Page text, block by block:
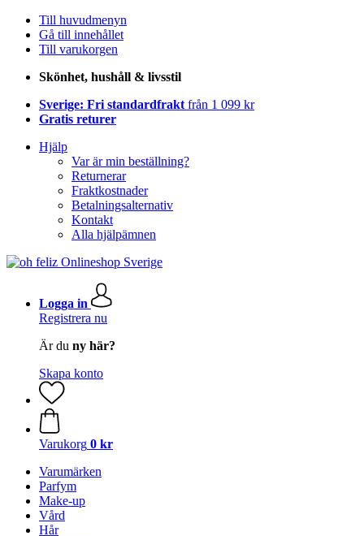
Till huvudmenyn
Gå till innehållet
Till varukorgen
Skönhet, hushåll & livsstil
Sverige: Fri standardfrakt från 1 099 kr
Gratis returer
Hjälp
Var är min beställning?
Returnerar
Fraktkostnader
Betalningsalternativ
Kontakt
Alla hjälpämnen
Logga in
Registrera nu
Är du ny här?
Skapa konto
Varukorg 0 kr
Varumärken
Parfym
Make-up
Vård
Hår